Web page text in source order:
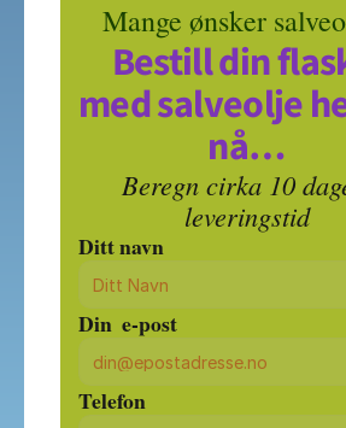
Mange ønsker
Bestill din
med salveolje
nå…
Beregn cirka 10
leveringstid
Ditt navn
Din  e-post
Telefon